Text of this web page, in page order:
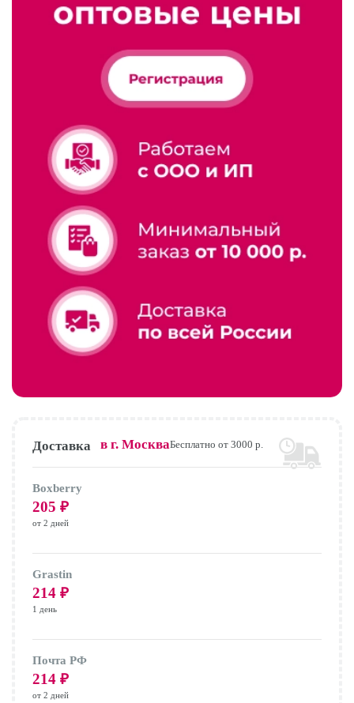
Доставка в г. МоскваБесплатно от 3000 р.
Boxberry
205 ₽
от 2 дней
Grastin
214 ₽
1 день
Почта РФ
214 ₽
от 2 дней